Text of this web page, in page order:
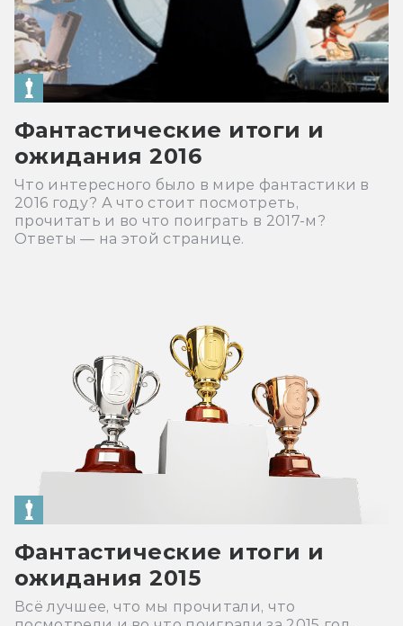
Фантастические итоги и
ожидания 2016
Что интересного было в мире фантастики в
2016 году? А что стоит посмотреть,
прочитать и во что поиграть в 2017-м?
Ответы — на этой странице.
Фантастические итоги и
ожидания 2015
Всё лучшее, что мы прочитали, что